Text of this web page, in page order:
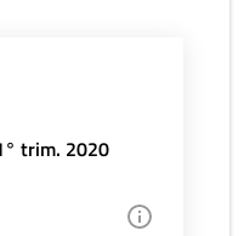
trim. 2020